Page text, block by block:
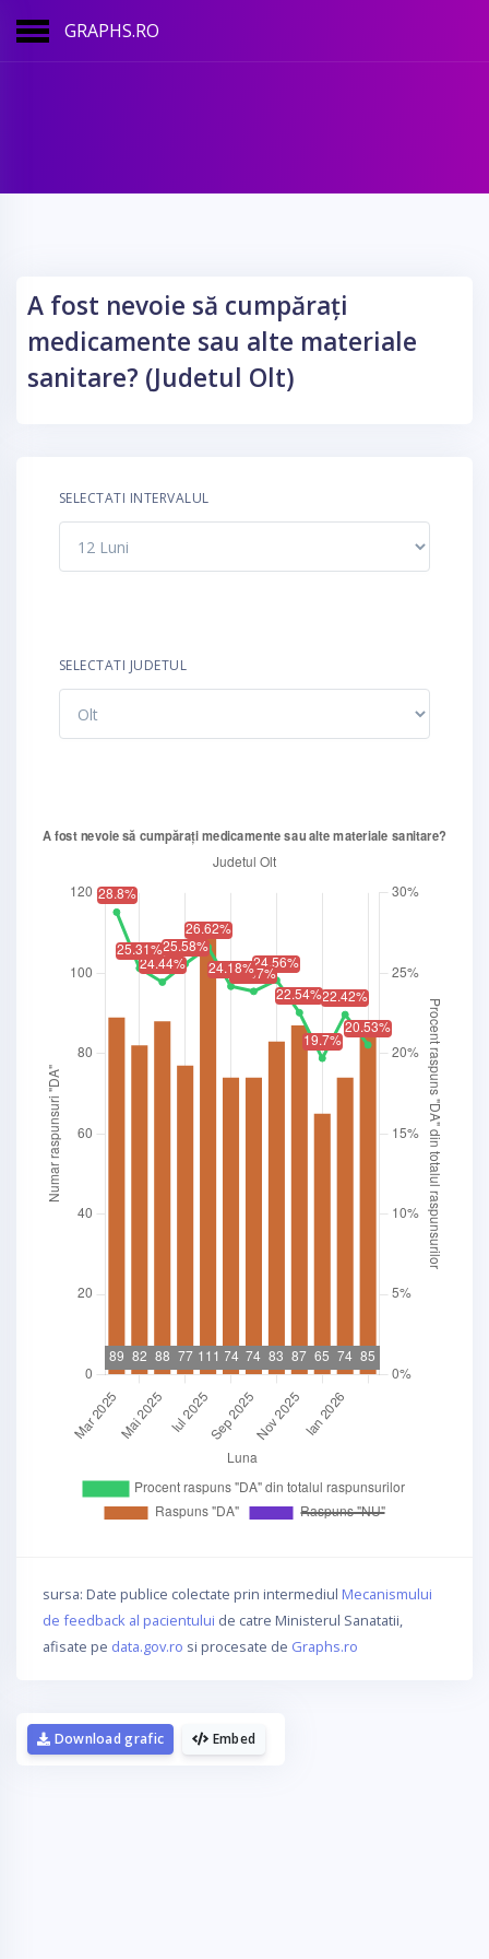
GRAPHS.RO
A fost nevoie să cumpărați
medicamente sau alte materiale
sanitare? (Judetul Olt)
SELECTATI INTERVALUL
SELECTATI JUDETUL
sursa: Date publice colectate prin intermediul Mecanismului
de feedback al pacientului de catre Ministerul Sanatatii,
afisate pe data.gov.ro si procesate de Graphs.ro
Embed
Download grafic